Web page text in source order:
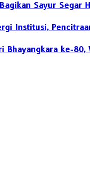
Sayur
Institusi,
ke-80,